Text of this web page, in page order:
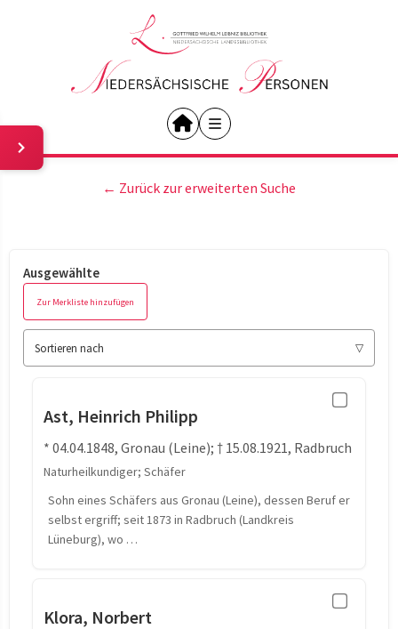
← Zurück zur erweiterten Suche
Ausgewählte
Zur Merkliste hinzufügen
Sortieren nach
Ast, Heinrich Philipp
* 04.04.1848, Gronau (Leine); † 15.08.1921, Radbruch
Naturheilkundiger; Schäfer
Sohn eines Schäfers aus Gronau (Leine), dessen Beruf er
selbst ergriff; seit 1873 in Radbruch (Landkreis
Lüneburg), wo …
Klora, Norbert